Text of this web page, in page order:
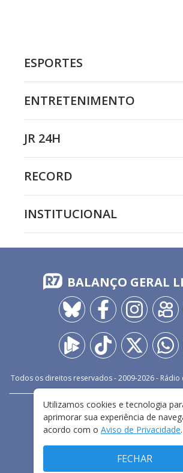
ESPORTES
ENTRETENIMENTO
JR 24H
RECORD
INSTITUCIONAL
BALANÇO GERAL
Todos os direitos reservados - 2009-2026- Rádio
FALE CONOSCO
TERMOS E CONDIÇÕES DE USO
Utilizamos cookies e tecnologia
aprimorar sua experiência de
acordo com o Aviso de Privacidade.
FECHAR